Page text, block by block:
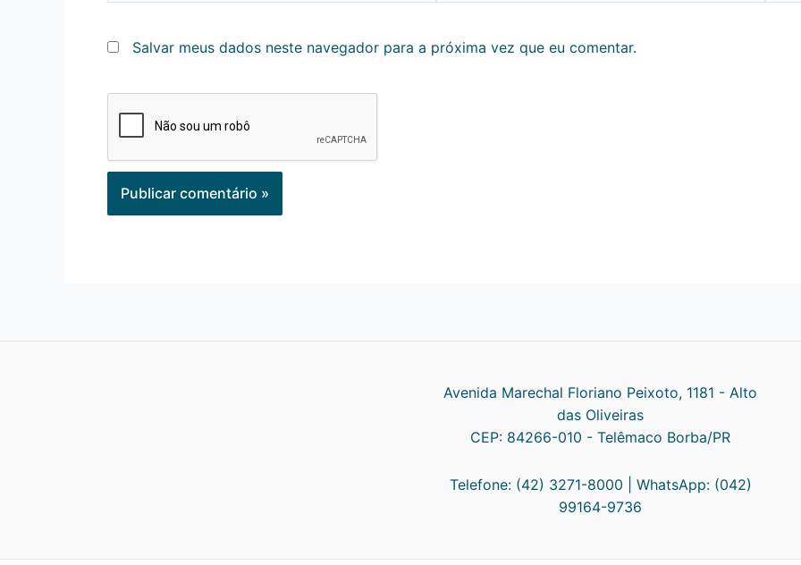
Salvar meus dados neste navegador para a próxima vez que eu comentar.
Avenida Marechal Floriano Peixoto, 1181 - Alto
das Oliveiras
CEP: 84266-010 - Telêmaco Borba/PR
Telefone: (42) 3271-8000 | WhatsApp: (042)
99164-9736